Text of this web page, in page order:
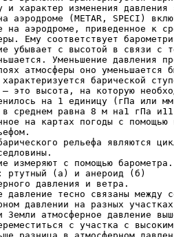
и характер изменения
аэродроме (METAR, SPECI)
аэродроме, приведенное к
Ему соответствует
убывает с высотой в связи с
Уменьшение давления
атмосферы оно уменьшается
барической
– это высота, на которую
на 1 единицу (гПа или
в среднем равна 8 м на1 гПа
на картах погоды с
рельефа являются
измеряют с помощью барометра.
ртутный (а) и анероид (б)
давления и ветра.
давление тесно связаны между
давлении на разных
Земли атмосферное давление
с участка с